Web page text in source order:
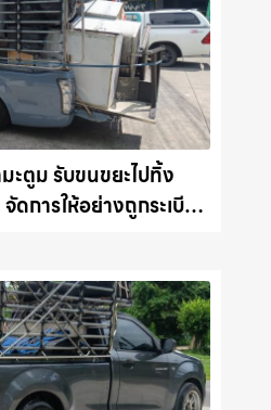
ะตูม รับขนขยะไปทิ้ง
การให้อย่างถูกระเบียบ